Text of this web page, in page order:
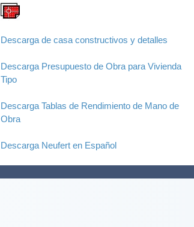
Descarga de casa constructivos y detalles
Descarga Presupuesto de Obra para Vivienda
Tipo
Descarga Tablas de Rendimiento de Mano de
Obra
Descarga Neufert en Español